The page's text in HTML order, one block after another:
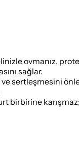
ovmanız,
sağlar.
sertleşmesini